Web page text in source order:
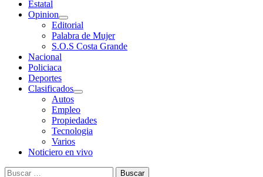
Estatal
Opinion
Editorial
Palabra de Mujer
S.O.S Costa Grande
Nacional
Policiaca
Deportes
Clasificados
Autos
Empleo
Propiedades
Tecnologia
Varios
Noticiero en vivo
Buscar: